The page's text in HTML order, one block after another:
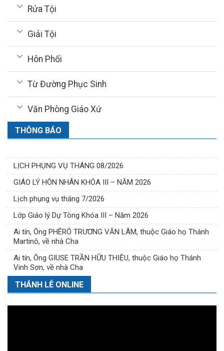
Rửa Tội
Giải Tội
Hôn Phối
Từ Đường Phục Sinh
Văn Phòng Giáo Xứ
THÔNG BÁO
LỊCH PHỤNG VỤ THÁNG 08/2026
GIÁO LÝ HÔN NHÂN KHÓA III – NĂM 2026
Lịch phụng vụ tháng 7/2026
Lớp Giáo lý Dự Tòng Khóa III – Năm 2026
Ai tín, Ông PHÊRÔ TRƯƠNG VĂN LÂM, thuộc Giáo họ Thánh
Martinô, về nhà Cha
Ai tín, Ông GIUSE TRẦN HỮU THIỆU, thuộc Giáo họ Thánh
Vinh Sơn, về nhà Cha
THÁNH LỄ ONLINE